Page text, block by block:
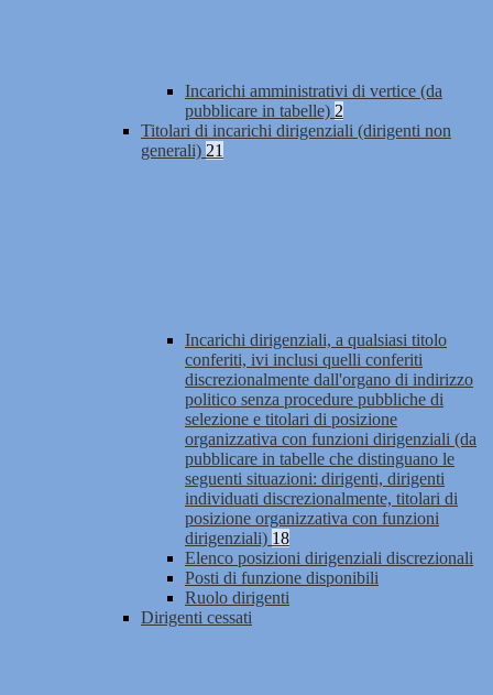
Incarichi amministrativi di vertice (da
pubblicare in tabelle) 2
Titolari di incarichi dirigenziali (dirigenti non
generali) 21
Incarichi dirigenziali, a qualsiasi titolo
conferiti, ivi inclusi quelli conferiti
discrezionalmente dall'organo di indirizzo
politico senza procedure pubbliche di
selezione e titolari di posizione
organizzativa con funzioni dirigenziali (da
pubblicare in tabelle che distinguano le
seguenti situazioni: dirigenti, dirigenti
individuati discrezionalmente, titolari di
posizione organizzativa con funzioni
dirigenziali) 18
Elenco posizioni dirigenziali discrezionali
Posti di funzione disponibili
Ruolo dirigenti
Dirigenti cessati